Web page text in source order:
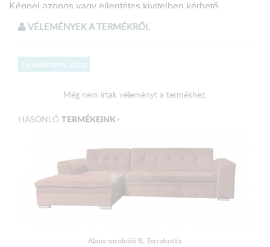
Képpel azonos vagy ellentétes kivitelben kérhető
Megjegyzésben kérjük tüntessék fel a kiválasztott
Bársonyzöld szövet
Külső méret: 294 x 156 cm
Fekvőfelület: 270 x 140 cm
Magasság: 90 cm
Ülőmagasság: 48 cm
VÉLEMÉNYEK A TERMÉKRŐL
Új vélemény írása
Még nem írtak véleményt a termékhez.
HASONLÓ TERMÉKEINK>
Alana sarokülő B, Terrakotta